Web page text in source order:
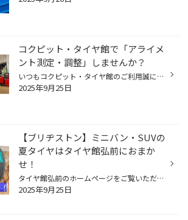
コクピット・タイヤ館で「アライメ
ント測定・調整」しませんか？
いつもコクピット・タイヤ館のご利用誠にありがとうございます。 皆さん、おクルマを運転していて、フラフラしてまっすぐ走らない、ハンドルがぶれる、 まっすぐ走っている時でもハンドルが左右どちらかに傾いている、 カーブで曲がりにくいなどの ご経験はございませんか？ その症状、おクルマの「...
2025年9月25日
【ブリヂストン】ミニバン・SUVの
夏タイヤはタイヤ館弘前におまか
せ！
タイヤ館弘前のホームページをご覧いただき誠にありがとうございます。 タイヤ館弘前は、青森県弘前市安原にあるブリヂストンの専門店です！ “タイヤって見た目同じだけどどれを選んだらいいの～？”と分からない事や不安に思うことありませんか？ 安心してください!(^^)! ブリヂストンの夏タイヤは...
2025年9月25日